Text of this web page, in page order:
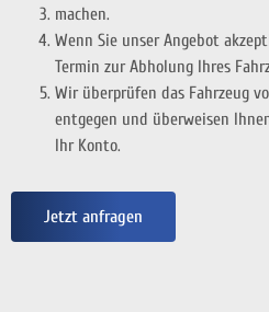
machen.
Wenn Sie unser Angebot
Termin zur Abholung Ihres
Wir überprüfen das Fahrzeug
entgegen und überweisen
Ihr Konto.
Jetzt anfragen